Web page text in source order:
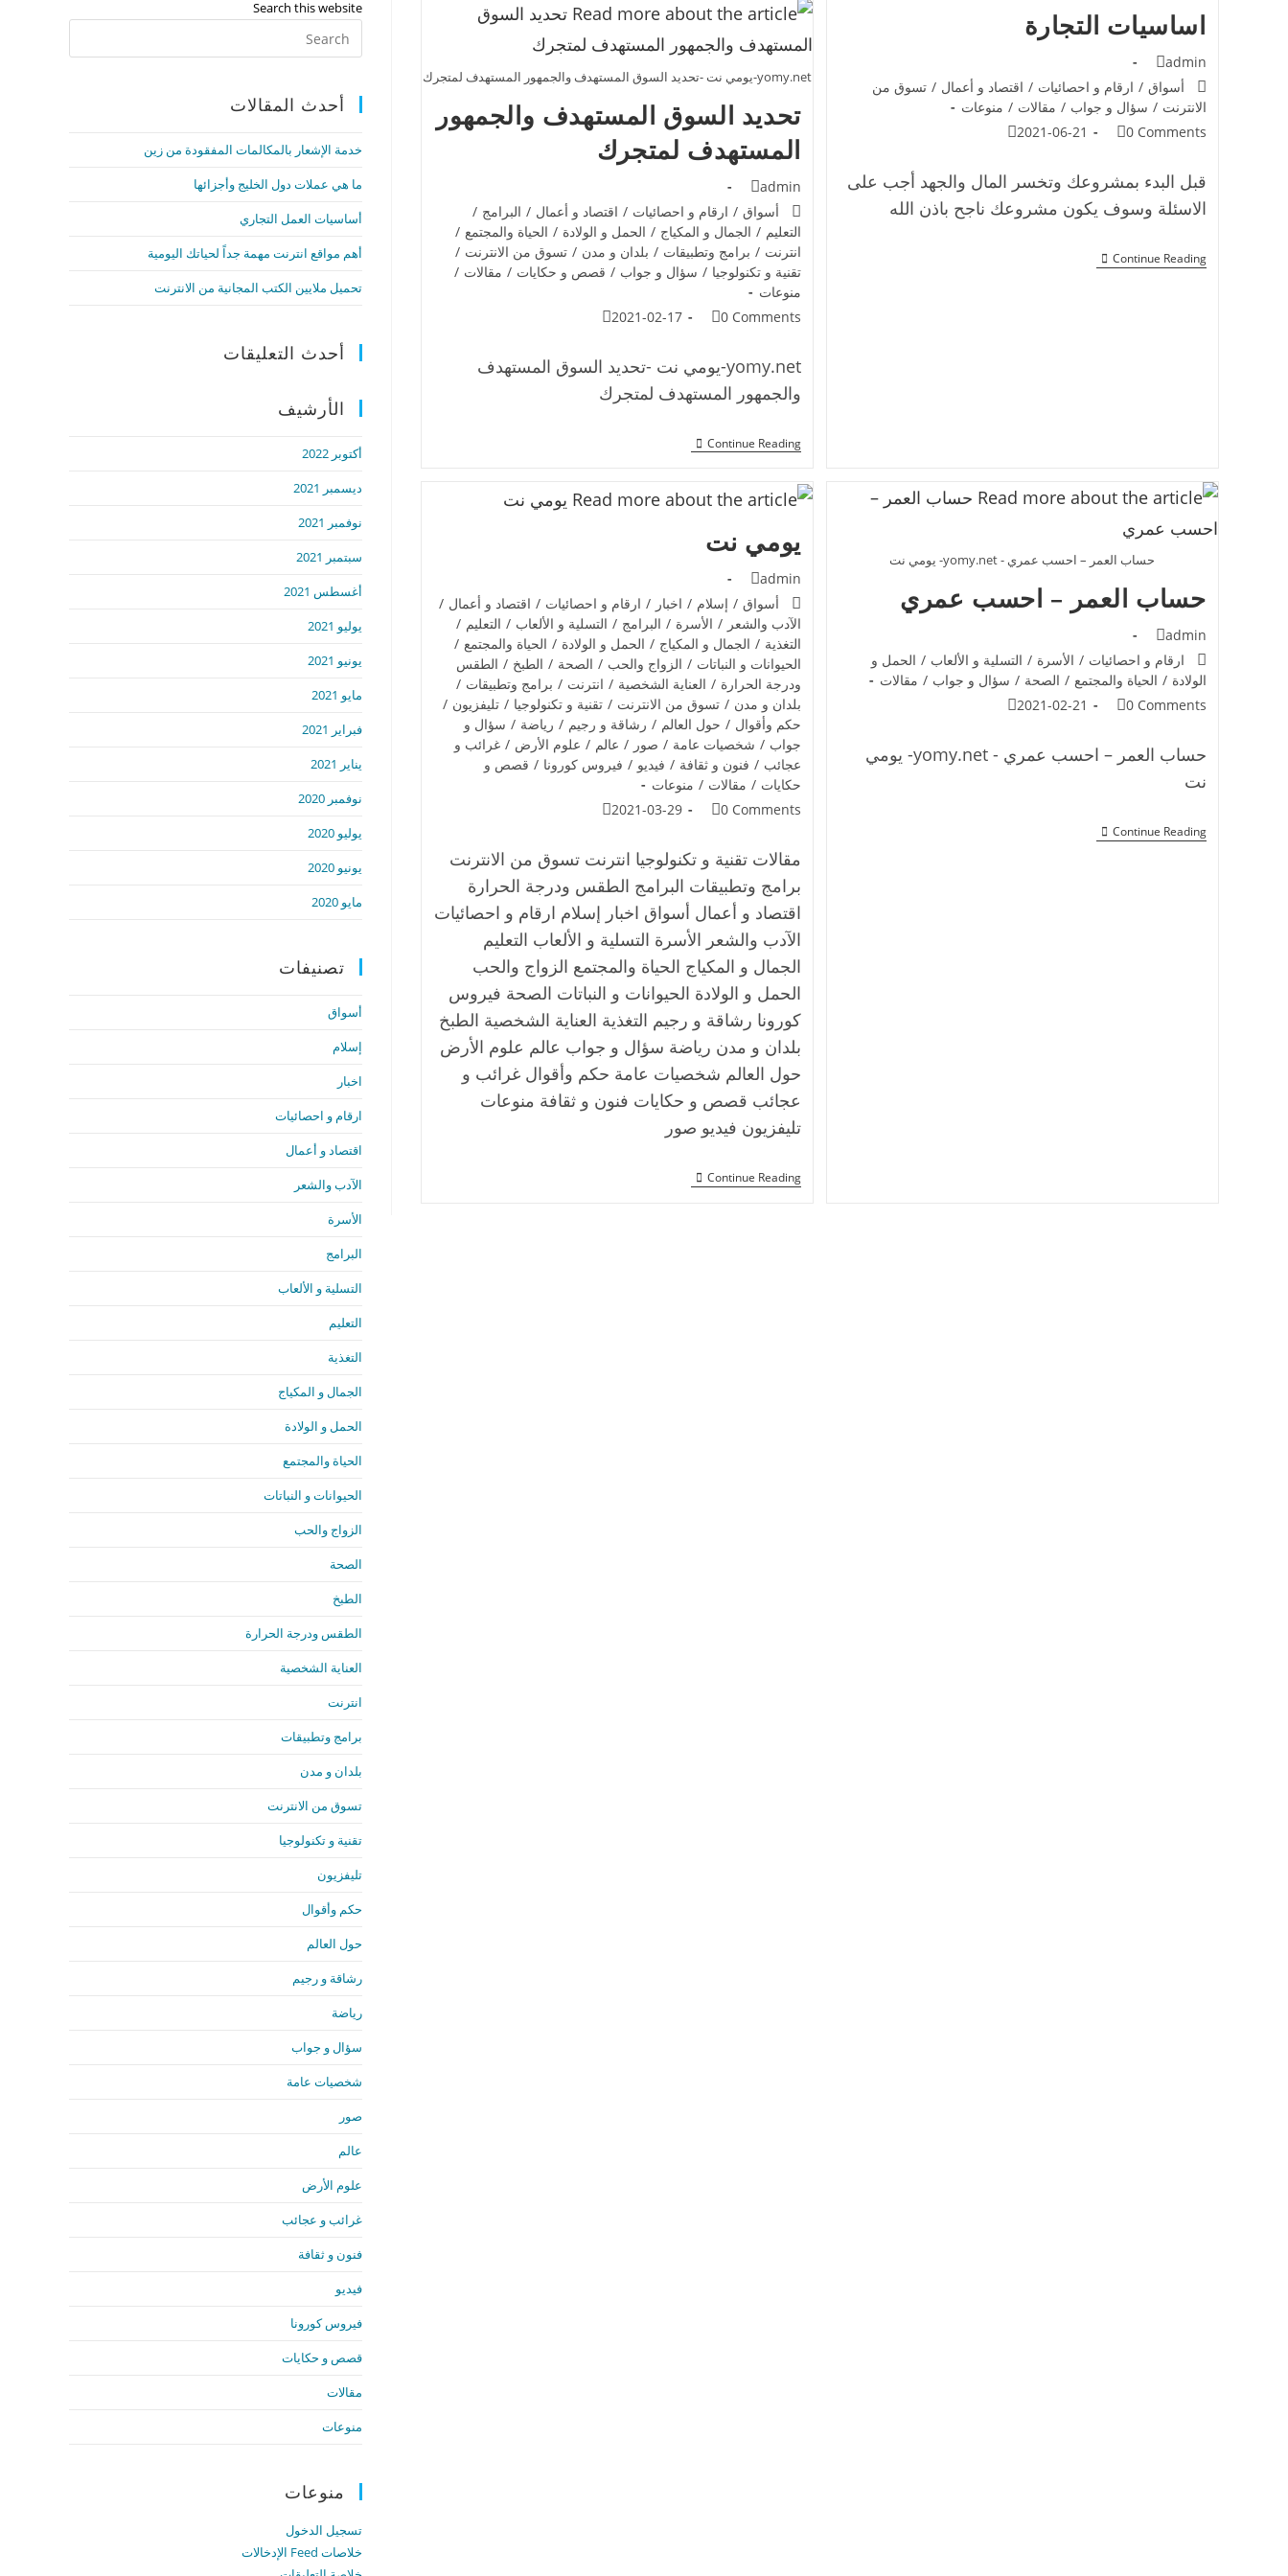
اساسيات التجارة
admin
أسواق / ارقام و احصائيات / اقتصاد و أعمال / تسوق من
الانترنت / سؤال و جواب / مقالات / منوعات
0 Comments
2021-06-21
قبل البدء بمشروعك وتخسر المال والجهد أجب على
الاسئلة وسوف يكون مشروعك ناجح باذن الله
Continue Reading
yomy.net-يومي نت -تحديد السوق المستهدف والجمهور المستهدف لمتجرك
تحديد السوق المستهدف والجمهور
المستهدف لمتجرك
admin
أسواق / ارقام و احصائيات / اقتصاد و أعمال / البرامج /
التعليم / الجمال و المكياج / الحمل و الولادة / الحياة والمجتمع /
انترنت / برامج وتطبيقات / بلدان و مدن / تسوق من الانترنت /
تقنية و تكنولوجيا / سؤال و جواب / قصص و حكايات / مقالات /
منوعات
0 Comments
2021-02-17
yomy.net-يومي نت -تحديد السوق المستهدف
والجمهور المستهدف لمتجرك
Continue Reading
حساب العمر – احسب عمري - yomy.net- يومي نت
حساب العمر – احسب عمري
admin
ارقام و احصائيات / الأسرة / التسلية و الألعاب / الحمل و
الولادة / الحياة والمجتمع / الصحة / سؤال و جواب / مقالات
0 Comments
2021-02-21
حساب العمر – احسب عمري - yomy.net- يومي
نت
Continue Reading
يومي نت
admin
أسواق / إسلام / اخبار / ارقام و احصائيات / اقتصاد و أعمال /
الآدب والشعر / الأسرة / البرامج / التسلية و الألعاب / التعليم /
التغذية / الجمال و المكياج / الحمل و الولادة / الحياة والمجتمع /
الحيوانات و النباتات / الزواج والحب / الصحة / الطبخ / الطقس
ودرجة الحرارة / العناية الشخصية / انترنت / برامج وتطبيقات /
بلدان و مدن / تسوق من الانترنت / تقنية و تكنولوجيا / تليفزيون /
حكم وأقوال / حول العالم / رشاقة و رجيم / رياضة / سؤال و
جواب / شخصيات عامة / صور / عالم / علوم الأرض / غرائب و
عجائب / فنون و ثقافة / فيديو / فيروس كورونا / قصص و
حكايات / مقالات / منوعات
0 Comments
2021-03-29
مقالات تقنية و تكنولوجيا انترنت تسوق من الانترنت
برامج وتطبيقات البرامج الطقس ودرجة الحرارة
اقتصاد و أعمال أسواق اخبار إسلام ارقام و احصائيات
الآدب والشعر الأسرة التسلية و الألعاب التعليم
الجمال و المكياج الحياة والمجتمع الزواج والحب
الحمل و الولادة الحيوانات و النباتات الصحة فيروس
كورونا رشاقة و رجيم التغذية العناية الشخصية الطبخ
بلدان و مدن رياضة سؤال و جواب عالم علوم الأرض
حول العالم شخصيات عامة حكم وأقوال غرائب و
عجائب قصص و حكايات فنون و ثقافة منوعات
تليفزيون فيديو صور
Continue Reading
Search this website
أحدث المقالات
خدمة الإشعار بالمكالمات المفقودة من زين
ما هي عملات دول الخليج وأجزائها
أساسيات العمل التجاري
أهم مواقع انترنت مهمة جداً لحياتك اليومية
تحميل ملايين الكتب المجانية من الانترنت
أحدث التعليقات
الأرشيف
أكتوبر 2022
ديسمبر 2021
نوفمبر 2021
سبتمبر 2021
أغسطس 2021
يوليو 2021
يونيو 2021
مايو 2021
فبراير 2021
يناير 2021
نوفمبر 2020
يوليو 2020
يونيو 2020
مايو 2020
تصنيفات
أسواق
إسلام
اخبار
ارقام و احصائيات
اقتصاد و أعمال
الآدب والشعر
الأسرة
البرامج
التسلية و الألعاب
التعليم
التغذية
الجمال و المكياج
الحمل و الولادة
الحياة والمجتمع
الحيوانات و النباتات
الزواج والحب
الصحة
الطبخ
الطقس ودرجة الحرارة
العناية الشخصية
انترنت
برامج وتطبيقات
بلدان و مدن
تسوق من الانترنت
تقنية و تكنولوجيا
تليفزيون
حكم وأقوال
حول العالم
رشاقة و رجيم
رياضة
سؤال و جواب
شخصيات عامة
صور
عالم
علوم الأرض
غرائب و عجائب
فنون و ثقافة
فيديو
فيروس كورونا
قصص و حكايات
مقالات
منوعات
منوعات
تسجيل الدخول
خلاصات Feed الإدخالات